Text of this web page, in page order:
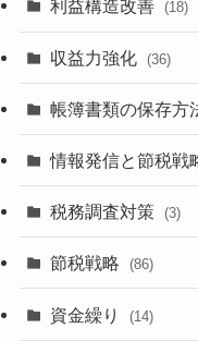
利益構造改善 (18)
収益力強化 (36)
帳簿書類の保存方
情報発信と節税戦
税務調査対策 (3)
節税戦略 (86)
資金繰り (14)